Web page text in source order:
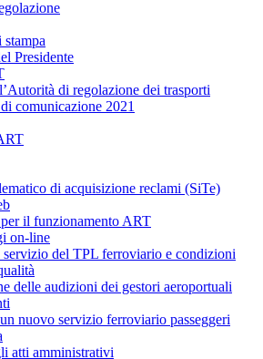
Presidente
di regolazione dei trasporti
comunicazione 2021
di acquisizione reclami (SiTe)
il funzionamento ART
on-line
del TPL ferroviario e condizioni
delle audizioni dei gestori aeroportuali
nuovo servizio ferroviario passeggeri
atti amministrativi